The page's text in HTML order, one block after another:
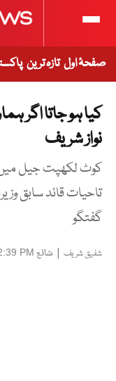
صفحۂ اول تازہ ترین
کیا ہو جاتا اگر
نواز شریف
کوٹ لکھپت جیل
تاحیات قائد سابق
گفتگو
شفیق شریف | شائع PM